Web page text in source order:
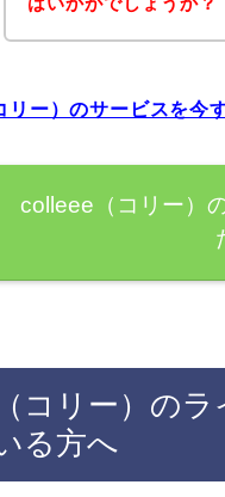
ー）のサービスを今
colleee（コリー）
コリー）の
る方へ